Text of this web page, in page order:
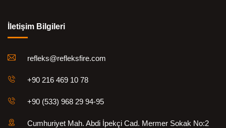
İletişim Bilgileri
refleks@refleksfire.com
+90 216 469 10 78
+90 (533) 968 29 94-95
Cumhuriyet Mah. Abdi İpekçi Cad. Mermer Sokak No:2